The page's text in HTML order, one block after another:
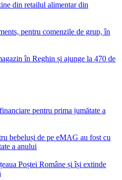
din retailul alimentar din
pentru comenzile de grup, în
în Reghin și ajunge la 470 de
pentru prima jumătate a
bebeluși de pe eMAG au fost cu
a anului
Poștei Române și își extinde